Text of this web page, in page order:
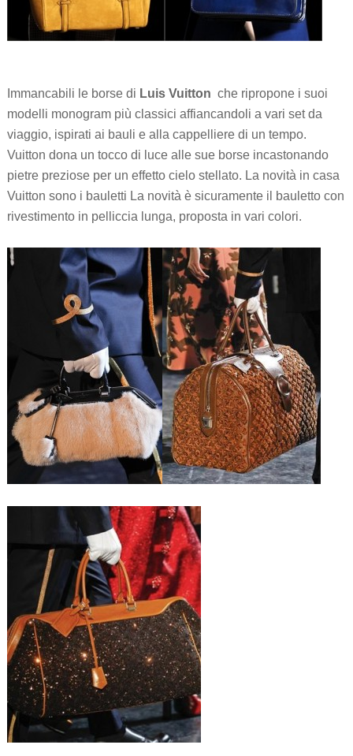
Immancabili le borse di Luis Vuitton che ripropone i suoi
modelli monogram più classici affiancandoli a vari set da
viaggio, ispirati ai bauli e alla cappelliere di un tempo.
Vuitton dona un tocco di luce alle sue borse incastonando
pietre preziose per un effetto cielo stellato. La novità in casa
Vuitton sono i bauletti La novità è sicuramente il bauletto con
rivestimento in pelliccia lunga, proposta in vari colori.